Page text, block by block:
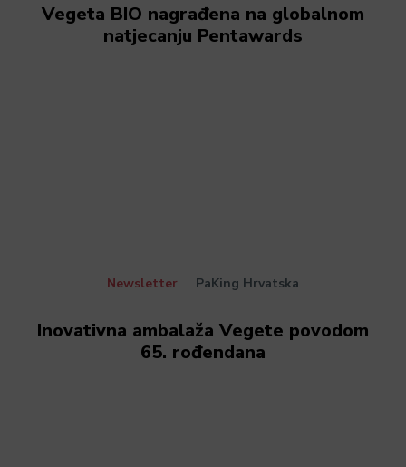
Vegeta BIO nagrađena na globalnom
natjecanju Pentawards
Newsletter PaKing Hrvatska
Inovativna ambalaža Vegete povodom
65. rođendana